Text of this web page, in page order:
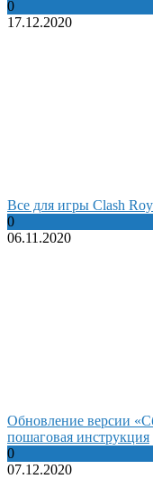
0
17.12.2020
Все для игры Clash
0
06.11.2020
Обновление версии
пошаговая инструкция
0
07.12.2020